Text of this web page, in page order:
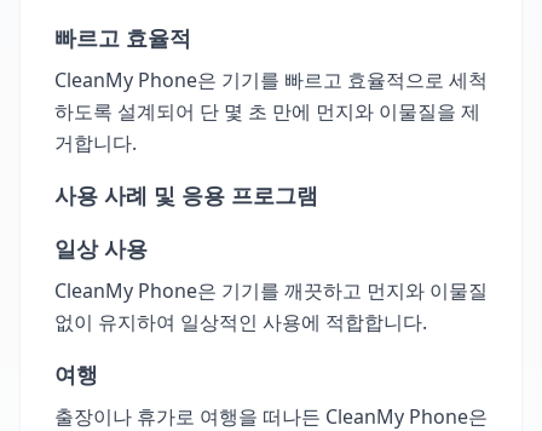
빠르고 효율적
CleanMy Phone은 기기를 빠르고 효율적으로 세척
하도록 설계되어 단 몇 초 만에 먼지와 이물질을 제
거합니다.
사용 사례 및 응용 프로그램
일상 사용
CleanMy Phone은 기기를 깨끗하고 먼지와 이물질
없이 유지하여 일상적인 사용에 적합합니다.
여행
출장이나 휴가로 여행을 떠나든 CleanMy Phone은